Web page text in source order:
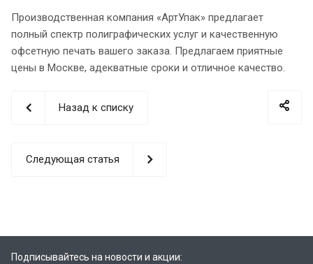
Производственная компания «AртУпак» предлагает
полный спектр полиграфических услуг и качественную
офсетную печать вашего заказа. Предлагаем приятные
цены в Москве, адекватные сроки и отличное качество.
Назад к списку
Следующая статья
Подписывайтесь на новости и акции: